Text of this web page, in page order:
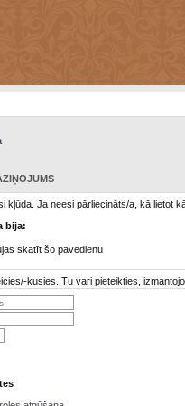
kļūda. Ja neesi pārliecināts/a, kā lietot
bija:
skatīt šo pavedienu
kusies. Tu vari pieteikties,